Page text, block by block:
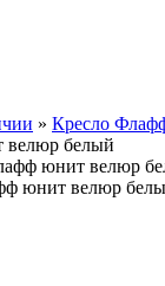
» Кресло
велюр белый
юнит велюр